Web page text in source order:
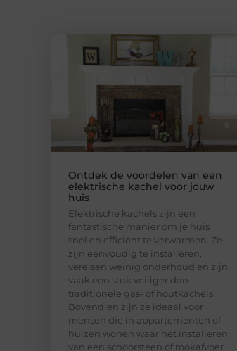
Ontdek de voordelen van een
elektrische kachel voor jouw
huis
Elektrische kachels zijn een
fantastische manier om je huis
snel en efficiënt te verwarmen. Ze
zijn eenvoudig te installeren,
vereisen weinig onderhoud en zijn
vaak een stuk veiliger dan
traditionele gas- of houtkachels.
Bovendien zijn ze ideaal voor
mensen die in appartementen of
huizen wonen waar het installeren
van een schoorsteen of rookafvoer